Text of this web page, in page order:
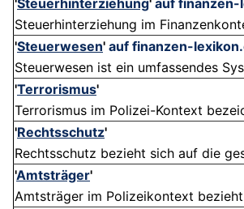
'Steuerhinterziehung' auf finanzen-
Steuerhinterziehung im
'Steuerwesen' auf finanzen-
Steuerwesen ist ein umfassendes
'Terrorismus'
Terrorismus im Polizei-Kontext
'Rechtsschutz'
Rechtsschutz bezieht sich auf die
'Amtsträger'
Amtsträger im Polizeikontext